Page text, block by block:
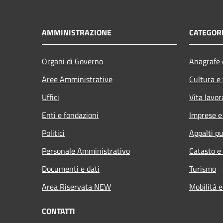
AMMINISTRAZIONE
Organi di Governo
Aree Amministrative
Uffici
Enti e fondazioni
Politici
Personale Amministrativo
Documenti e dati
Area Riservata NEW
Cultura
Vita
Imprese
Appalti
Catasto
Turismo
Mobilità
CONTATTI